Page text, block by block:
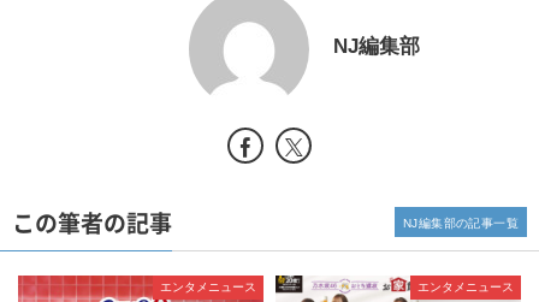
NJ編集部
この筆者の記事
エンタメニュース エンタメニュース
NJ編集部の記事一覧